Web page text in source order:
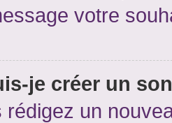
votre
je créer un
rédigez un